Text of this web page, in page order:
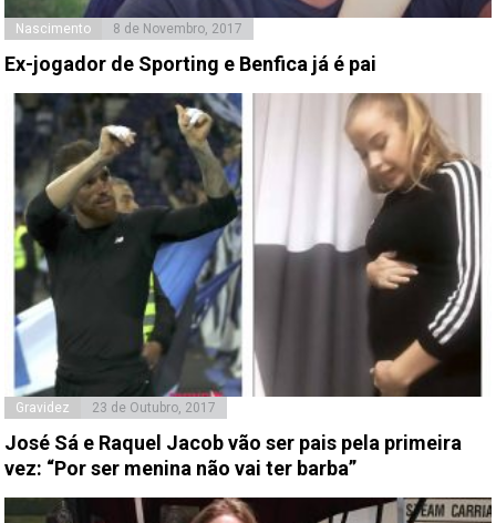
Nascimento 8 de Novembro, 2017
Ex-jogador de Sporting e Benfica já é pai
Gravidez 23 de Outubro, 2017
José Sá e Raquel Jacob vão ser pais pela primeira
vez: “Por ser menina não vai ter barba”